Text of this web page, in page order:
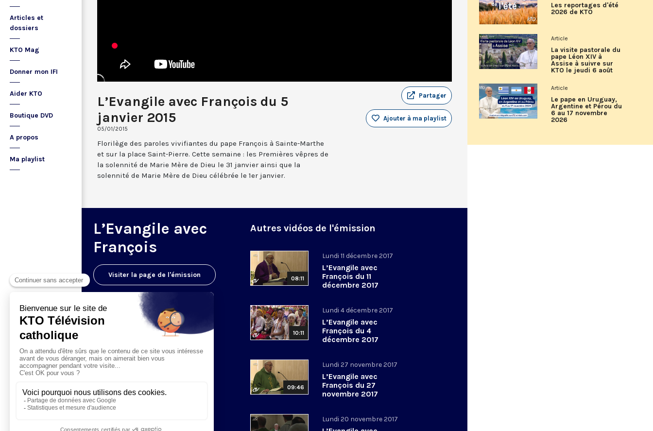
Articles et
dossiers
KTO Mag
Donner mon IFI
Aider KTO
Boutique DVD
A propos
Ma playlist
L’Evangile avec François du 5
janvier 2015
05/01/2015
Partager
Ajouter à ma playlist
Florilège des paroles vivifiantes du pape François à Sainte-Marthe
et sur la place Saint-Pierre. Cette semaine : les Premières vêpres de
la solennité de Marie Mère de Dieu le 31 janvier ainsi que la
solennité de Marie Mère de Dieu célébrée le 1er janvier.
L’Evangile avec
François
Visiter la page de l'émission
Autres vidéos de l'émission
08:11
Lundi 11 décembre 2017
L’Evangile avec
François du 11
décembre 2017
10:11
Lundi 4 décembre 2017
L’Evangile avec
François du 4
décembre 2017
09:46
Lundi 27 novembre 2017
L’Evangile avec
François du 27
novembre 2017
Lundi 20 novembre 2017
Les reportages d'été
2026 de KTO
Article
La visite pastorale du
pape Léon XIV à
Assise à suivre sur
KTO le jeudi 6 août
Article
Le pape en Uruguay,
Argentine et Pérou du
6 au 17 novembre
2026